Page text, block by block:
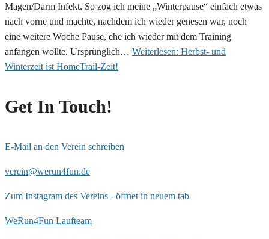
Magen/Darm Infekt. So zog ich meine „Winterpause“ einfach etwas
nach vorne und machte, nachdem ich wieder genesen war, noch
eine weitere Woche Pause, ehe ich wieder mit dem Training
anfangen wollte. Ursprünglich… Weiterlesen: Herbst- und
Winterzeit ist HomeTrail-Zeit!
Get In Touch!
E-Mail an den Verein schreiben
verein@werun4fun.de
Zum Instagram des Vereins - öffnet in neuem tab
WeRun4Fun Laufteam